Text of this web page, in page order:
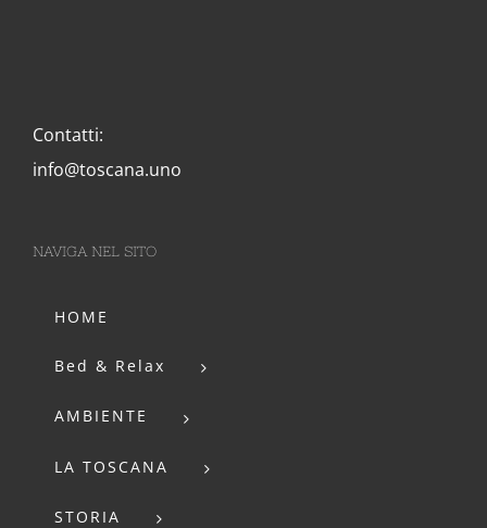
Contatti:
info@toscana.uno
NAVIGA NEL SITO
HOME
Bed & Relax
AMBIENTE
LA TOSCANA
STORIA